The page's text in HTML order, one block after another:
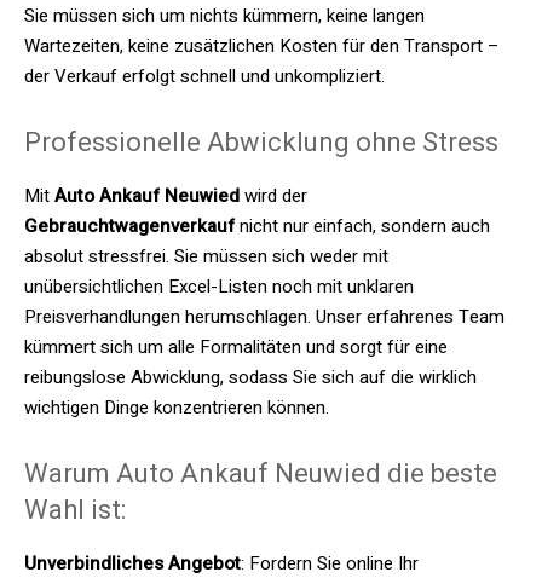
Sie müssen sich um nichts kümmern, keine langen
Wartezeiten, keine zusätzlichen Kosten für den Transport –
der Verkauf erfolgt schnell und unkompliziert.
Professionelle Abwicklung ohne Stress
MitAuto Ankauf Neuwiedwird der
Gebrauchtwagenverkaufnicht nur einfach, sondern auch
absolut stressfrei. Sie müssen sich weder mit
unübersichtlichen Excel-Listen noch mit unklaren
Preisverhandlungen herumschlagen. Unser erfahrenes Team
kümmert sich um alle Formalitäten und sorgt für eine
reibungslose Abwicklung, sodass Sie sich auf die wirklich
wichtigen Dinge konzentrieren können.
Warum Auto Ankauf Neuwied die beste
Wahl ist:
Unverbindliches Angebot: Fordern Sie online Ihr